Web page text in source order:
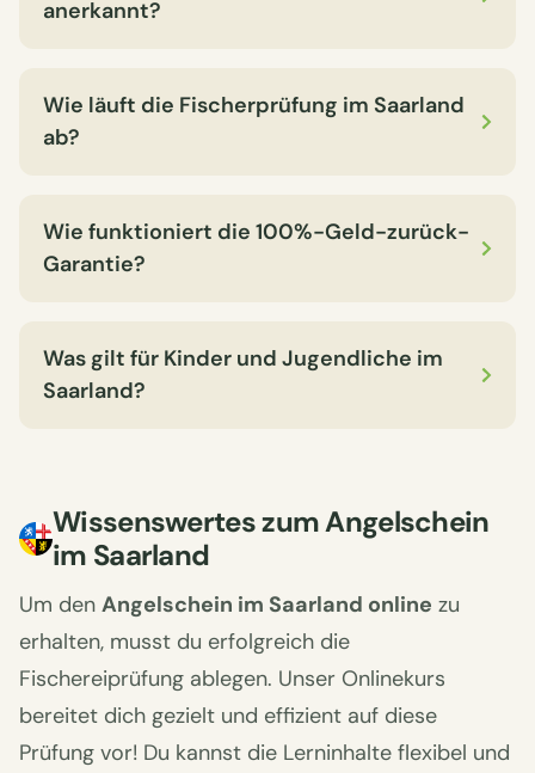
anerkannt?
Wie läuft die Fischerprüfung im Saarland
ab?
Wie funktioniert die 100%-Geld-zurück-
Garantie?
Was gilt für Kinder und Jugendliche im
Saarland?
Wissenswertes zum Angelschein
im Saarland
Um den Angelschein im Saarland online zu
erhalten, musst du erfolgreich die
Fischereiprüfung ablegen. Unser Onlinekurs
bereitet dich gezielt und effizient auf diese
Prüfung vor! Du kannst die Lerninhalte flexibel und